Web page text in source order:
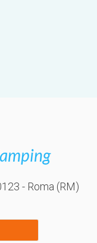
- Roma (RM)